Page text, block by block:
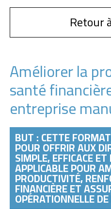
Retour
Améliorer la
santé
entreprise
BUT : CETTE
POUR OFFRIR AUX
SIMPLE, EFFICACE
APPLICABLE POUR
PRODUCTIVITÉ,
FINANCIÈRE ET
OPÉRATIONNELLE